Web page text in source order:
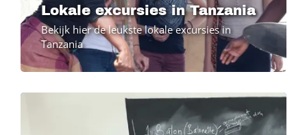
Lokale excursies in Tanzania
Bekijk hier de leukste lokale excursies in
Tanzania
Image
Image